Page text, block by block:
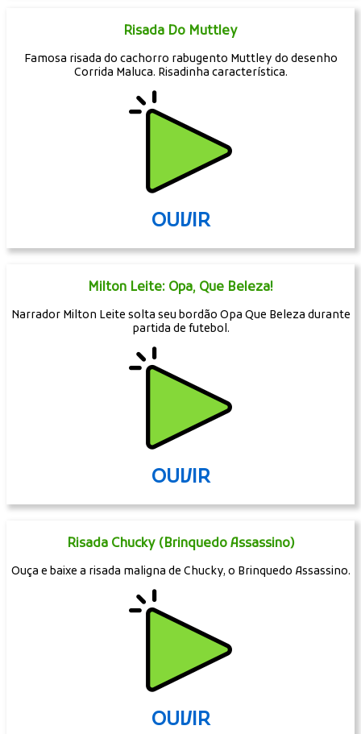
Risada Do Muttley
Famosa risada do cachorro rabugento Muttley do desenho
Corrida Maluca. Risadinha característica.
OUVIR
Milton Leite: Opa, Que Beleza!
Narrador Milton Leite solta seu bordão Opa Que Beleza durante
partida de futebol.
OUVIR
Risada Chucky (Brinquedo Assassino)
Ouça e baixe a risada maligna de Chucky, o Brinquedo Assassino.
OUVIR